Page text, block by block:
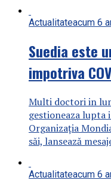
Actualitateacum 6
Suedia este
impotriva
Multi doctori in
gestioneaza lupta
Organizația
săi, lansează
Actualitateacum 6